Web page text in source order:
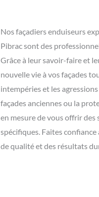
Nos façadiers enduiseurs
Pibrac sont des
Grâce à leur savoir-faire et
nouvelle vie à vos façades
intempéries et les
façades anciennes ou la
en mesure de vous offrir
spécifiques. Faites
de qualité et des résultats